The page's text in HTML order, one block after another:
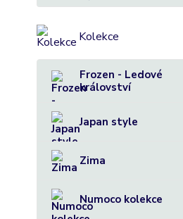
Kolekce
Frozen - Ledové
království
Japan style
Zima
Numoco kolekce